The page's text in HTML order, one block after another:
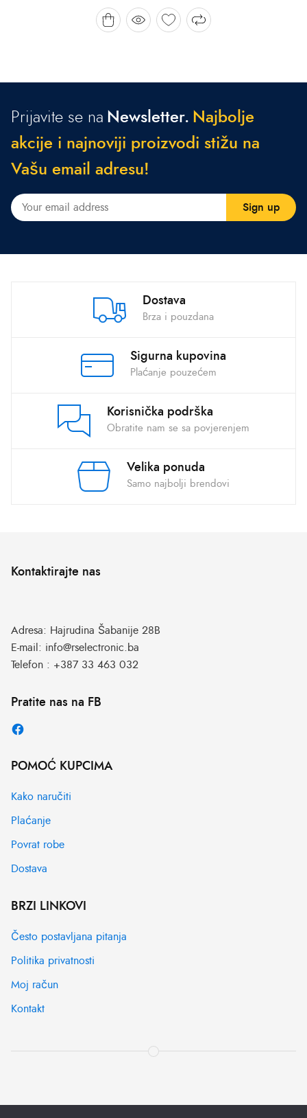
Prijavite se na Newsletter. Naj bo je
a kcije i najnoviji proizvod i stižu na
Vašu emai ad resu!
Dostava
Brza i pouzdana
Sigurna kupovina
Plaćanje pouzećem
Korisnička podrška
Obratite nam se sa povjerenjem
Velika ponuda
Samo najbolji brendovi
Kontaktirajte nas
Adresa: Hajrudina Šabanije 28B
E-mail: info@rselectronic.ba
Telefon : +387 33 463 032
Pratite nas na FB
POMOĆ KUPCIMA
Kako naručiti
Plaćanje
Povrat robe
Dostava
BRZI LINKOVI
Često postavljana pitanja
Politika privatnosti
Moj račun
Kontakt